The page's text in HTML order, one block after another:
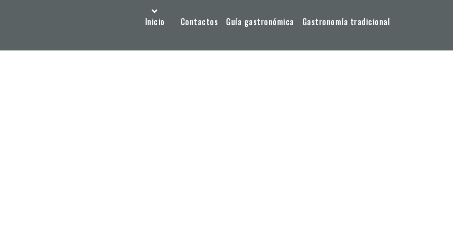
Inicio Contactos Guía gastronómica Gastronomía tradicional